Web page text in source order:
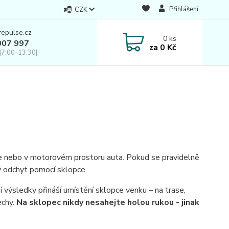
CZK Přihlášení
997
13:30|
0ks
za 0 Kč
v motorovém prostoru auta. Pokud se pravidelně
odchyt pomocí sklopce.
přináší umístění sklopce venku – na trase,
Na sklopec nikdy nesahejte holou rukou - jinak